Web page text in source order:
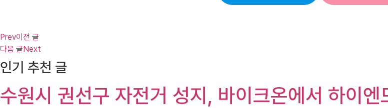
Prev이전 글
다음 글Next
인기 추천 글
수원시 권선구 자전거 성지, 바이크온에서 하이